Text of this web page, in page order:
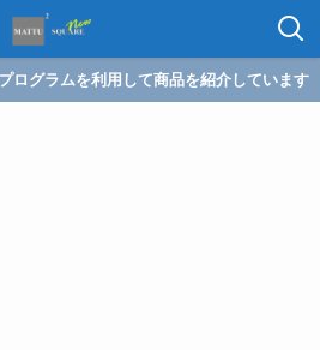
ログラムを利用して商品を紹介しています